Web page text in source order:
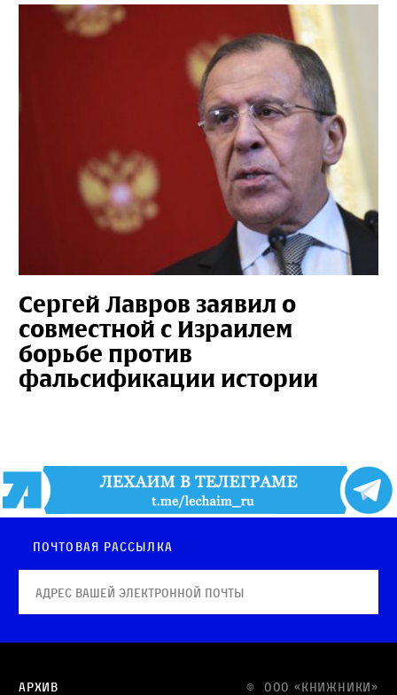
Сергей Лавров заявил о
совместной с Израилем
борьбе против
фальсификации истории
Почтовая рассылка
© OOO «КНИЖНИКИ»
Архив